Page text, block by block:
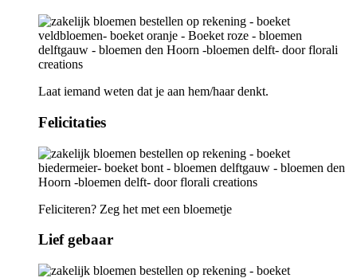
Laat iemand weten dat je aan hem/haar denkt.
Felicitaties
Feliciteren? Zeg het met een bloemetje
Lief gebaar